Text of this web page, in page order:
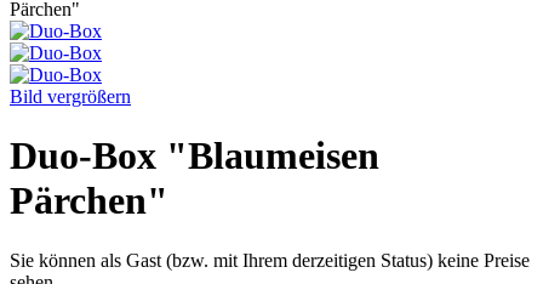
Pärchen"
Bild vergrößern
Duo-Box "Blaumeisen
Pärchen"
Sie können als Gast (bzw. mit Ihrem derzeitigen Status) keine Preise